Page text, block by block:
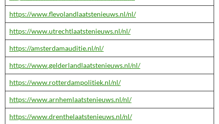
https://www.flevolandlaatstenieuws.nl/nl/
https://www.utrechtlaatstenieuws.nl/nl/
https://amsterdamauditie.nl/nl/
https://www.gelderlandlaatstenieuws.nl/nl/
https://www.rotterdampolitiek.nl/nl/
https://www.arnhemlaatstenieuws.nl/nl/
https://www.drenthelaatstenieuws.nl/nl/